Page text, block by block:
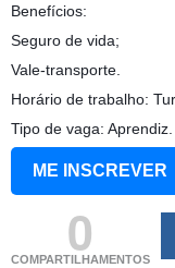
Benefícios:
Seguro de vida;
Vale-transporte.
Horário de trabalho:
Tipo de vaga: Aprendiz.
ME INSCREVER
0
COMPARTILHAMENTOS